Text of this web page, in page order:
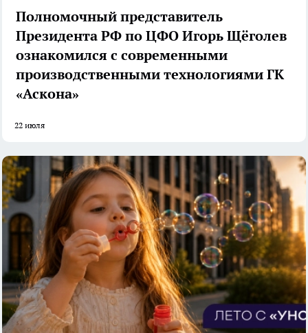
Полномочный представитель
Президента РФ по ЦФО Игорь Щёголев
ознакомился с современными
производственными технологиями ГК
«Аскона»
22 июля